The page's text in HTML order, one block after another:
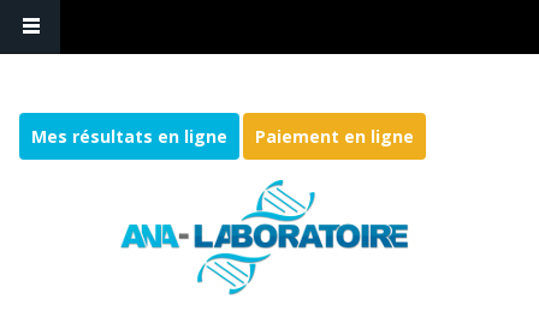
Mes résultats en ligne Paiement en ligne